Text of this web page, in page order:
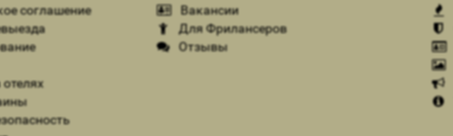
соглашение
Вакансии
Для Фрилансеров
Отзывы